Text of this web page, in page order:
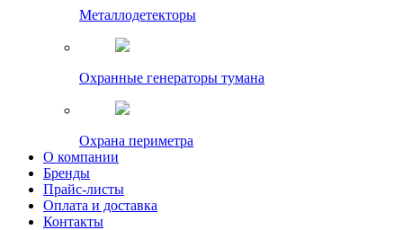
Металлодетекторы
Охранные генераторы тумана
Охрана периметра
О компании
Бренды
Прайс-листы
Оплата и доставка
Контакты